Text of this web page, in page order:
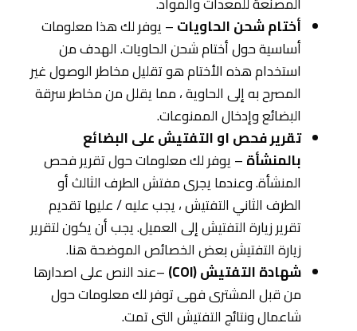
أختام شحن الحاويات– يوفر لك هذا معلومات
أساسية حول أختام شحن الحاويات. الهدف من
استخدام هذه الأختام هو تقليل مخاطر الوصول غير
المصرح به إلى الحاوية ، مما يقلل من مخاطر سرقة
البضائع وإدخال الممنوعات.
تقرير فحص او التفتيش على البضائع
بالمنشأة– يوفر لك معلومات حول تقرير فحص
المنشأة. وعندما يجرى مفتش الطرف الثالث أو
الطرف الثاني التفتيش ، يجب عليه / عليها تقديم
تقرير زيارة التفتيش إلى العميل. يجب أن يكون لتقرير
زيارة التفتيش بعض الخصائص الموضحة هنا.
شهادة التفتيش (COI)
–عند النص على اصدارها
من قبل المشترى فهى توفر لك معلومات حول
شاعمال ونتائج التفتيش التى تمت.